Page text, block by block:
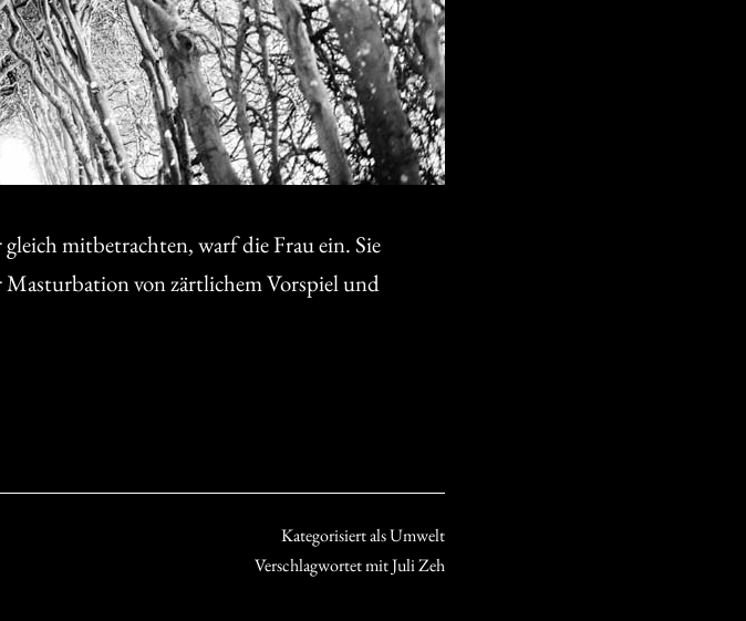
mitbetrachten, warf die Frau ein. Sie
Masturbation von zärtlichem Vorspiel und
Kategorisiert alsUmwelt
Verschlagwortet mitJuli Zeh